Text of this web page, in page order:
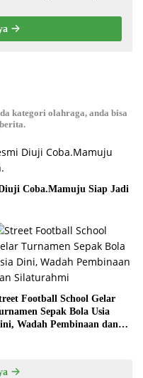
kategori olahraga, anda bisa
Coba.Mamuju Siap Jadi
Football School Gelar
Sepak Bola Usia
Wadah Pembinaan dan